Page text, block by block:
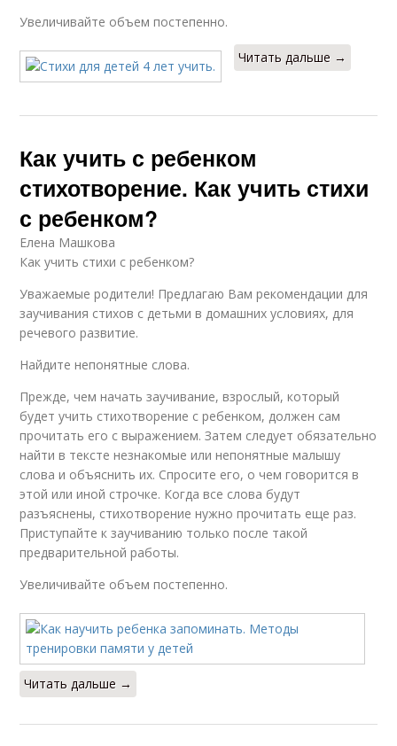
Увеличивайте объем постепенно.
Читать дальше →
Как учить с ребенком
стихотворение. Как учить стихи
с ребенком?
Елена Машкова
Как учить стихи с ребенком?
Уважаемые родители! Предлагаю Вам рекомендации для
заучивания стихов с детьми в домашних условиях, для
речевого развитие.
Найдите непонятные слова.
Прежде, чем начать заучивание, взрослый, который
будет учить стихотворение с ребенком, должен сам
прочитать его с выражением. Затем следует обязательно
найти в тексте незнакомые или непонятные малышу
слова и объяснить их. Спросите его, о чем говорится в
этой или иной строчке. Когда все слова будут
разъяснены, стихотворение нужно прочитать еще раз.
Приступайте к заучиванию только после такой
предварительной работы.
Увеличивайте объем постепенно.
Читать дальше →